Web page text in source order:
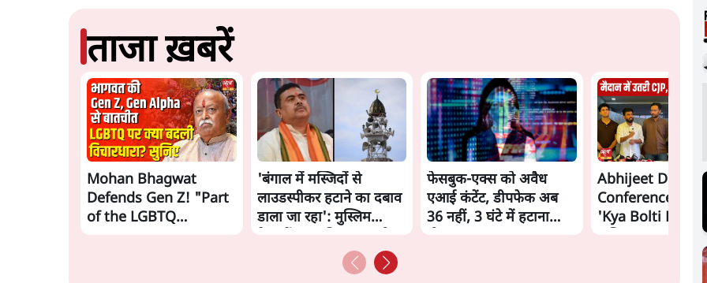
ताजा ख़बरें
Mohan Bhagwat
Defends Gen Z! "Part
of the LGBTQ
'बंगाल में मस्जिदों से
लाउडस्पीकर हटाने का दबाव
डाला जा रहा': मुस्लिम
फेसबुक-एक्स को अवैध
एआई कंटेंट, डीपफेक अब
36 नहीं, 3 घंटे में हटाना
Abhijeet Dipke
Conference: CJP
'Kya Bolti Public'
अभियान, चुनाव